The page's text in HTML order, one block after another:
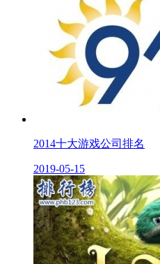
2014十大游戏公司排名
2019-05-15